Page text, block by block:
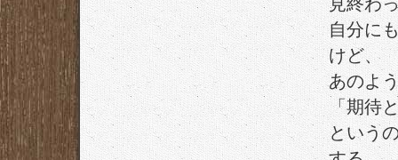
自分に
けど、
あのよ
「期待
という